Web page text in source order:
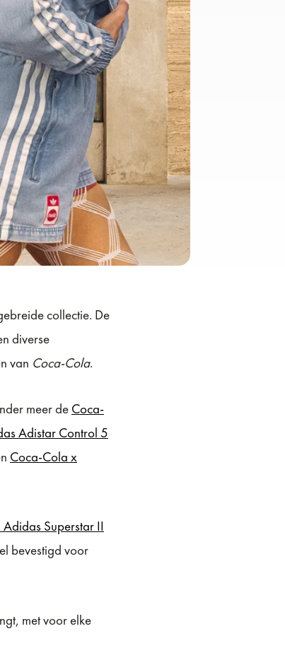
collectie. De
diverse
van Coca-Cola.
meer de Coca-
Adistar Control 5
Coca-Cola x
Superstar II
bevestigd voor
met voor elke